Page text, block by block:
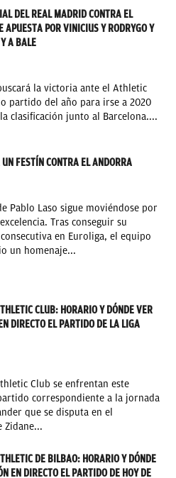
DEL REAL MADRID CONTRA EL
APUESTA POR VINICIUS Y RODRYGO Y
A BALE
la victoria ante el Athletic
partido del año para irse a 2020
clasificación junto al Barcelona....
FESTÍN CONTRA EL ANDORRA
Pablo Laso sigue moviéndose por
Tras conseguir su
en Euroliga, el equipo
un homenaje...
CLUB: HORARIO Y DÓNDE VER
DIRECTO EL PARTIDO DE LA LIGA
Club se enfrentan este
correspondiente a la jornada
que se disputa en el
Zidane...
DE BILBAO: HORARIO Y DÓNDE
EN DIRECTO EL PARTIDO DE HOY DE